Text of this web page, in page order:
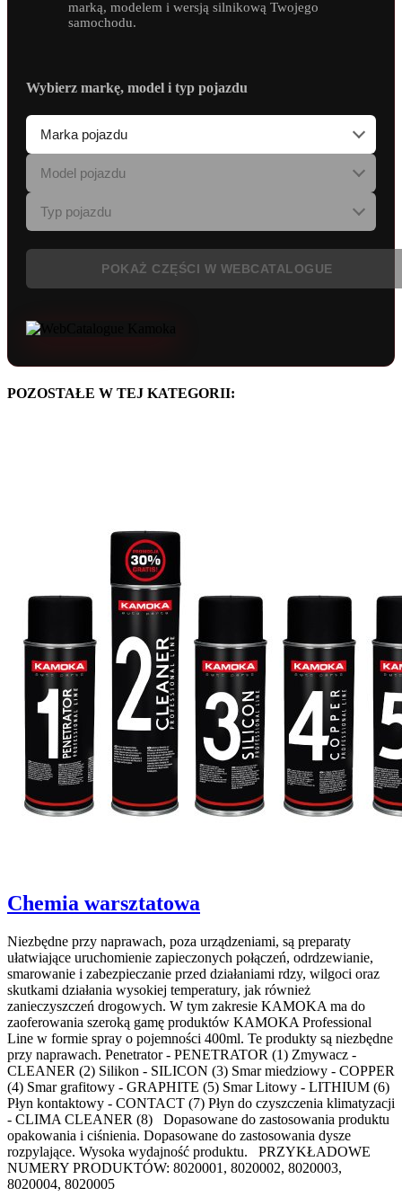
marką, modelem i wersją silnikową Twojego
samochodu.
Wybierz markę, model i typ pojazdu
POKAŻ CZĘŚCI W WEBCATALOGUE
POZOSTAŁE W TEJ KATEGORII:
Chemia warsztatowa
Niezbędne przy naprawach, poza urządzeniami, są preparaty
ułatwiające uruchomienie zapieczonych połączeń, odrdzewianie,
smarowanie i zabezpieczanie przed działaniami rdzy, wilgoci oraz
skutkami działania wysokiej temperatury, jak również
zanieczyszczeń drogowych. W tym zakresie KAMOKA ma do
zaoferowania szeroką gamę produktów KAMOKA Professional
Line w formie spray o pojemności 400ml. Te produkty są niezbędne
przy naprawach. Penetrator - PENETRATOR (1) Zmywacz -
CLEANER (2) Silikon - SILICON (3) Smar miedziowy - COPPER
(4) Smar grafitowy - GRAPHITE (5) Smar Litowy - LITHIUM (6)
Płyn kontaktowy - CONTACT (7) Płyn do czyszczenia klimatyzacji
- CLIMA CLEANER (8) Dopasowane do zastosowania produktu
opakowania i ciśnienia. Dopasowane do zastosowania dysze
rozpylające. Wysoka wydajność produktu. PRZYKŁADOWE
NUMERY PRODUKTÓW: 8020001, 8020002, 8020003,
8020004, 8020005